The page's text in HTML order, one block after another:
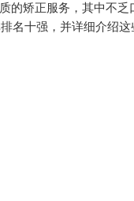
的矫正服务，其中不乏
名十强，并详细介绍这